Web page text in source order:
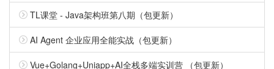
TL课堂 - Java架构班第八期（包更新）
AI Agent 企业应用全能实战（包更新）
Vue+Golang+Uniapp+AI全栈多端实训营 （包更新）